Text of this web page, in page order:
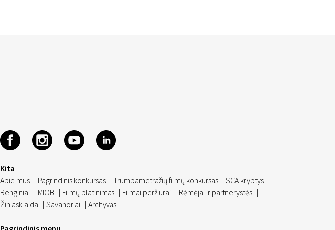
Kita
Apie mus | Pagrindinis konkursas | Trumpametražių filmų konkursas | SCA kryptys |
Renginiai | MIOB | Filmų platinimas | Filmai peržiūrai | Rėmėjai ir partnerystės |
Žiniasklaida | Savanoriai | Archyvas
Pagrindinis menu